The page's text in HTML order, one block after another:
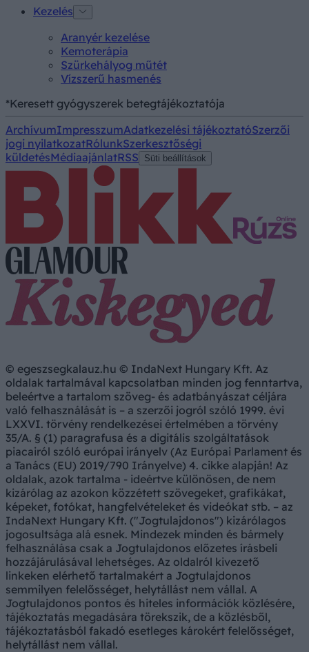
Kezelés
Aranyér kezelése
Kemoterápia
Szürkehályog műtét
Vízszerű hasmenés
*Keresett gyógyszerek betegtájékoztatója
ArchívumImpresszumAdatkezelési tájékoztatóSzerzői
jogi nyilatkozatRólunkSzerkesztőségi
küldetésMédiaajánlatRSS Süti beállítások
© egeszsegkalauz.hu © IndaNext Hungary Kft. Az
oldalak tartalmával kapcsolatban minden jog fenntartva,
beleértve a tartalom szöveg- és adatbányászat céljára
való felhasználását is – a szerzői jogról szóló 1999. évi
LXXVI. törvény rendelkezései értelmében a törvény
35/A. § (1) paragrafusa és a digitális szolgáltatások
piacairól szóló európai irányelv (Az Európai Parlament és
a Tanács (EU) 2019/790 Irányelve) 4. cikke alapján! Az
oldalak, azok tartalma - ideértve különösen, de nem
kizárólag az azokon közzétett szövegeket, grafikákat,
képeket, fotókat, hangfelvételeket és videókat stb. – az
IndaNext Hungary Kft. ("Jogtulajdonos") kizárólagos
jogosultsága alá esnek. Mindezek minden és bármely
felhasználása csak a Jogtulajdonos előzetes írásbeli
hozzájárulásával lehetséges. Az oldalról kivezető
linkeken elérhető tartalmakért a Jogtulajdonos
semmilyen felelősséget, helytállást nem vállal. A
Jogtulajdonos pontos és hiteles információk közlésére,
tájékoztatás megadására törekszik, de a közlésből,
tájékoztatásból fakadó esetleges károkért felelősséget,
helytállást nem vállal.